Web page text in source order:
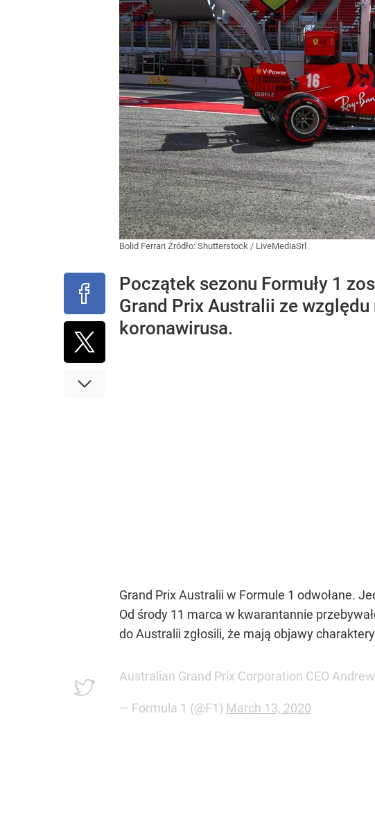
Bolid Ferrari Źródło: Shutterstock / LiveMediaSrl
Początek sezonu Formuły 1
Grand Prix Australii ze
koronawirusa.
Grand Prix Australii w Formule 1 odwołane.
Od środy 11 marca w kwarantannie
do Australii zgłosili, że mają objawy
Australian Grand Prix Corporation CEO
— Formula 1 (@F1) March 13, 2020